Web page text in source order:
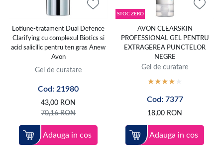
Lotiune-tratament Dual Defence
Clarifying cu complexul Biotics si
acid salicilic pentru ten gras Anew
Avon
Gel de curatare
Cod: 21980
43,00 RON
70,16RON
Adauga in cos
STOC ZERO
AVON CLEARSKIN
PROFESSIONAL GEL PENTRU
EXTRAGEREA PUNCTELOR
NEGRE
Gel de curatare
Cod: 7377
18,00 RON
Adauga in cos